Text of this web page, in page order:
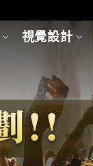
視覺設計